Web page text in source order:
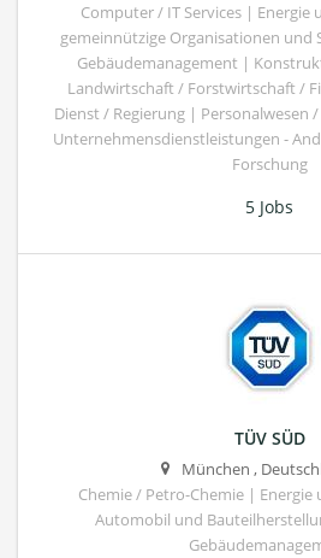
Computer / IT Services | Energie
gemeinnützige Organisationen und
Gebäudemanagement |
Landwirtschaft / Forstwirtschaft /
Dienst / Regierung | Personalwesen
Unternehmensdienstleistungen -
Forschung
5 Jobs
TÜV SÜD
München ,
Chemie / Petro-Chemie |
Automobil und